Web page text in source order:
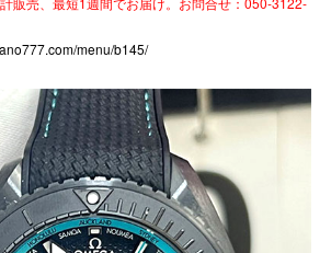
menu/b145/